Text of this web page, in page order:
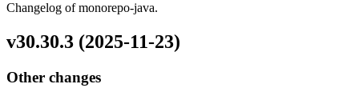
Changelog of monorepo-java.
v30.30.3 (2025-11-23)
Other changes